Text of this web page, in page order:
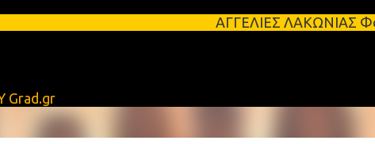
Μετάβαση στο κύριο
ΑΓΓΕΛΙΕΣ ΛΑΚΩΝΙΑΣ Φοιτητικά